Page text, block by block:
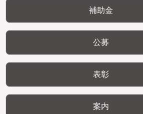
補助金
公募
表彰
案内